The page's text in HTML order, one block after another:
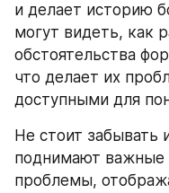
и делает историю
могут видеть, как
обстоятельства
что делает их
доступными для
Не стоит
поднимают важные
проблемы,